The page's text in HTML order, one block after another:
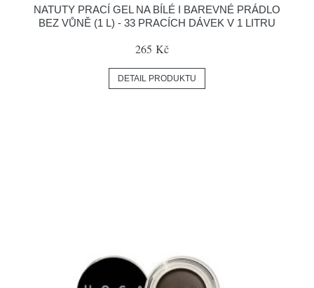
NATUTY PRACÍ GEL NA BÍLÉ I BAREVNÉ PRÁDLO
BEZ VŮNĚ (1 L) - 33 PRACÍCH DÁVEK V 1 LITRU
265 Kč
DETAIL PRODUKTU